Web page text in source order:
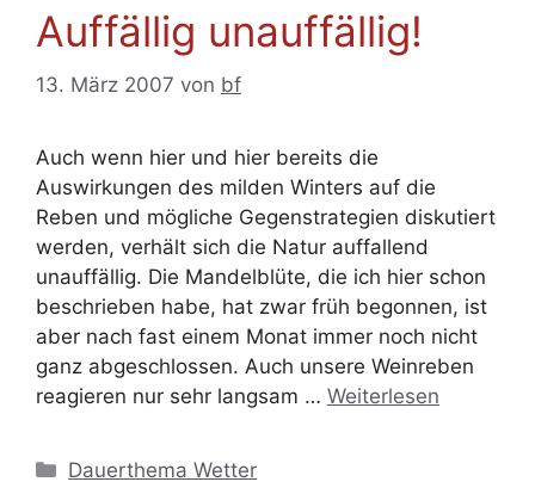
Auffällig unauffällig!
13. März 2007 von bf
Auch wenn hier und hier bereits die
Auswirkungen des milden Winters auf die
Reben und mögliche Gegenstrategien diskutiert
werden, verhält sich die Natur auffallend
unauffällig. Die Mandelblüte, die ich hier schon
beschrieben habe, hat zwar früh begonnen, ist
aber nach fast einem Monat immer noch nicht
ganz abgeschlossen. Auch unsere Weinreben
reagieren nur sehr langsam … Weiterlesen
Kategorien
Dauerthema Wetter